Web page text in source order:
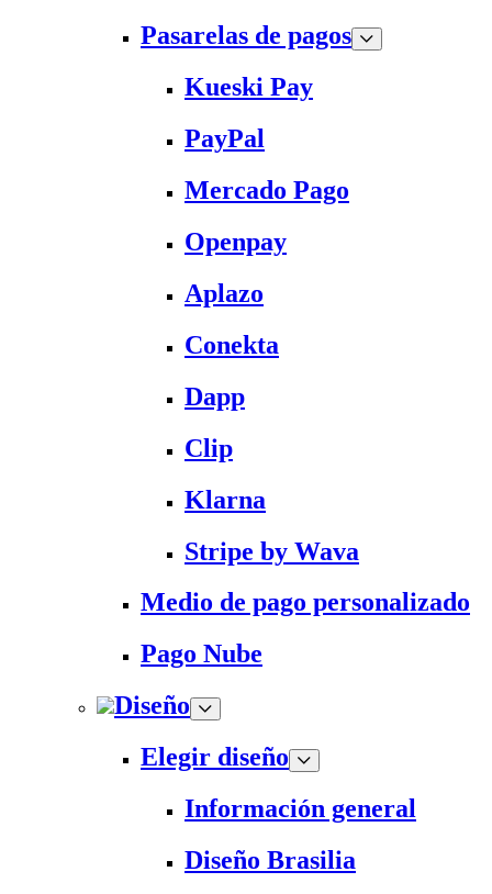
Pasarelas de pagos
Kueski Pay
PayPal
Mercado Pago
Openpay
Aplazo
Conekta
Dapp
Clip
Klarna
Stripe by Wava
Medio de pago personalizado
Pago Nube
Diseño
Elegir diseño
Información general
Diseño Brasilia